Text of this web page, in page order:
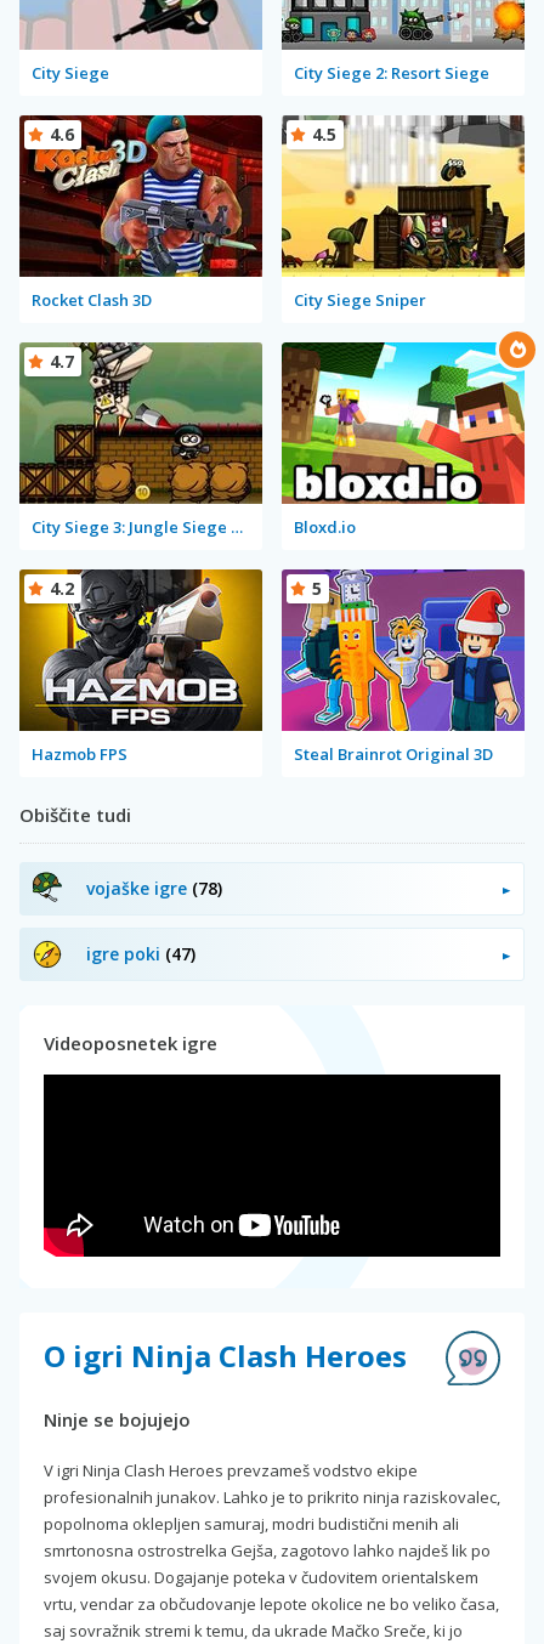
City Siege City Siege 2: Resort Siege
Rocket Clash 3D
4.6
City Siege Sniper
4.5
City Siege 3: Jungle Siege Fubar Level Pack
4.7
Bloxd.io
Hazmob FPS
4.2
Steal Brainrot Original 3D
5
Obiščite tudi
vojaške igre (78)
igre poki (47)
Videoposnetek igre
O igri Ninja Clash Heroes
Ninje se bojujejo
V igri Ninja Clash Heroes prevzameš vodstvo ekipe
profesionalnih junakov. Lahko je to prikrito ninja raziskovalec,
popolnoma oklepljen samuraj, modri budistični menih ali
smrtonosna ostrostrelka Gejša, zagotovo lahko najdeš lik po
svojem okusu. Dogajanje poteka v čudovitem orientalskem
vrtu, vendar za občudovanje lepote okolice ne bo veliko časa,
saj sovražnik stremi k temu, da ukrade Mačko Sreče, ki jo